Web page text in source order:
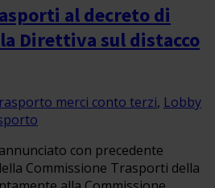
al decreto di
Direttiva sul distacco
merci conto terzi, Lobby
con precedente
Commissione Trasporti della